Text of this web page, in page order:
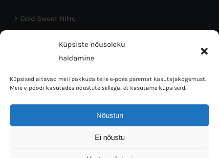
Küpsiste nõusoleku
haldamine
Küpsised aitavad meil pakkuda teile e-poes paremat kasutajakogemust.
Meie e-poodi kasutades nõustute sellega, et kasutame küpsiseid.
Nõustun
Ei nõustu
Cold Sweet Nitro
Head Eesti Vabariigi aastapäeva!